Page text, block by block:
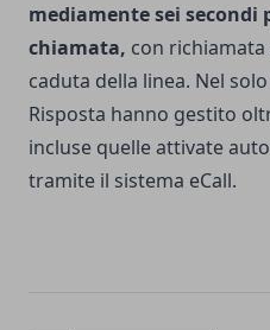
mediamente sei secondi
chiamata, con
caduta della linea. Nel
Risposta hanno gestito
incluse quelle attivate
tramite il sistema eCall.